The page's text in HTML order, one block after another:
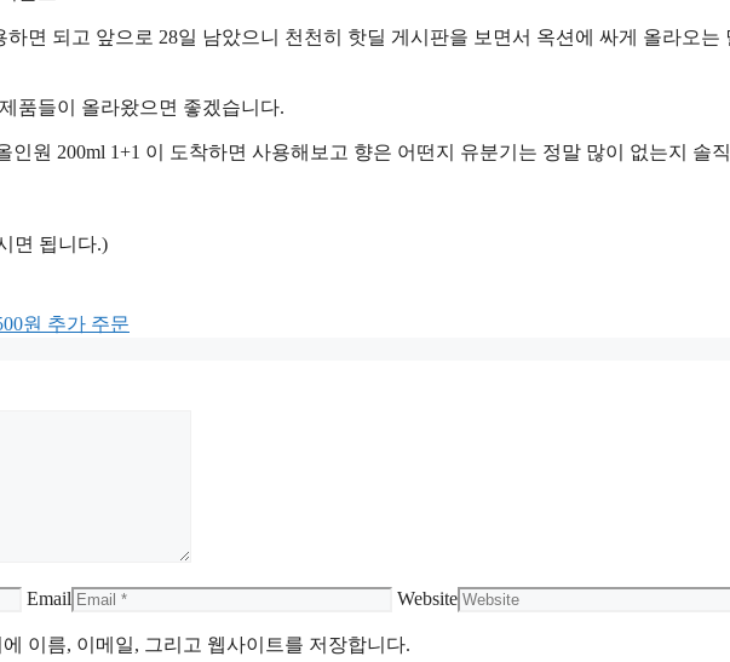
면 되고 앞으로 28일 남았으니 천천히 핫딜 게시판을 보면서 옥션에 싸게 올라오는
품들이 올라왔으면 좋겠습니다.
원 200ml 1+1 이 도착하면 사용해보고 향은 어떤지 유분기는 정말 많이 없는지 솔
면 됩니다.)
원 추가 주문
Email Website
이름, 이메일, 그리고 웹사이트를 저장합니다.